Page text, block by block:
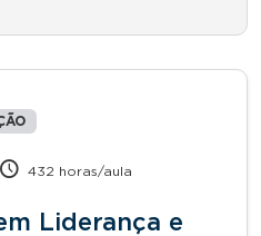
432 horas/aula
Liderança e